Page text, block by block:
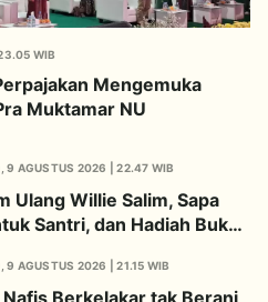
WIB
Mengemuka
Muktamar NU
9 AGUSTUS 2026 | 22.47 WIB
Ulang Willie Salim, Sapa
Santri, dan Hadiah Buku
9 AGUSTUS 2026 | 21.15 WIB